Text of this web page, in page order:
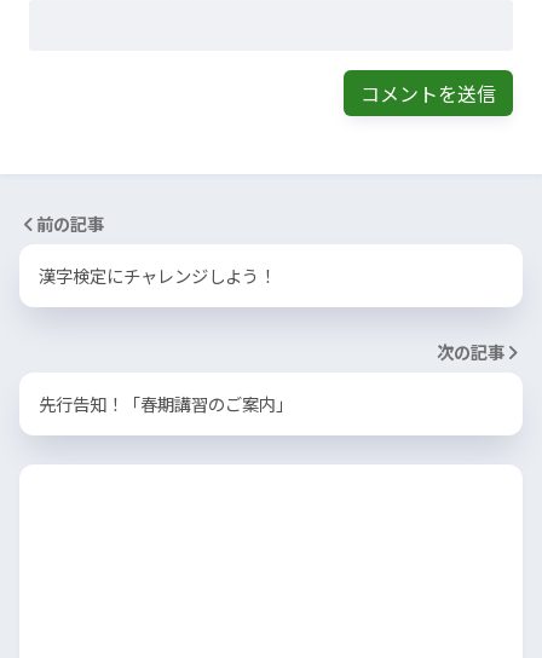
前の記事
漢字検定にチャレンジしよう！
次の記事
先行告知！「春期講習のご案内」